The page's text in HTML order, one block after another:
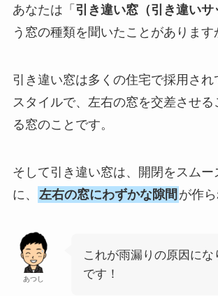
あなたは「 引き違い窓（引き違いサ
う窓の種類を聞いたことがあります
引き違い窓は多くの住宅で採用され
スタイルで、左右の窓を交差させる
る窓のことです。
そして引き違い窓は、開閉をスムー
に、
左右の窓にわずかな隙間 が作ら
あつし
これが雨漏りの原因にな
です！